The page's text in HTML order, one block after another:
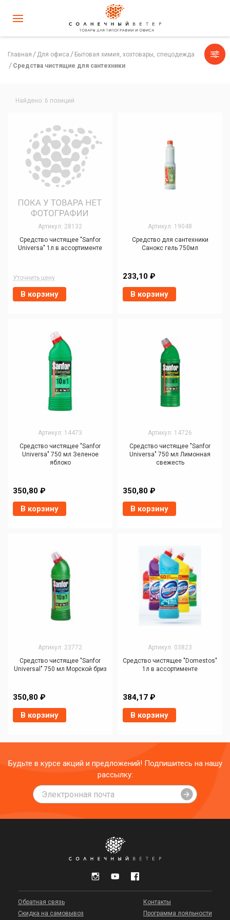
Главная Для офиса
Бытовая химия, хозтовары, спецодежда
Средства чистящие для сантехники
Найдено: 6 позиций
Артикул: 28132
Средство чистящее "Sanfor
Universa" 1л в ассортименте
Уточнить цену
В корзину
Артикул: 19048
Средство для сантехники
Санокс гель 750мл
233,10 ₽
В корзину
Артикул: 14473
Средство чистящее "Sanfor
Universa" 750 мл Зеленое
яблоко
350,80 ₽
В корзину
Артикул: 14726
Средство чистящее "Sanfor
Universa" 750 мл Лимонная
свежесть
350,80 ₽
В корзину
Артикул: 23772
Средство чистящее "Sanfor
Universal" 750 мл Морской бриз
350,80 ₽
В корзину
Артикул: 03823
Средство чистящее "Domestos"
1л в ассортименте
384,17 ₽
В корзину
Будьте в курсе акций и предложений! Подпишитесь на нашу
рассылку:
Обратная связь
Скидка на самовывоз
Контакты
Программа лояльности